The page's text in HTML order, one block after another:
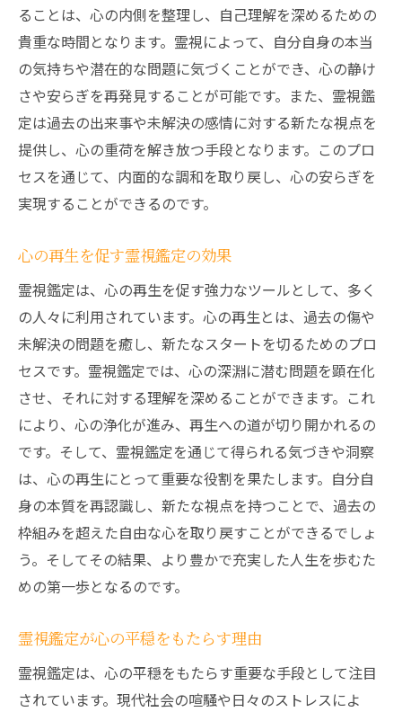
ることは、心の内側を整理し、自己理解を深めるための
貴重な時間となります。霊視によって、自分自身の本当
の気持ちや潜在的な問題に気づくことができ、心の静け
さや安らぎを再発見することが可能です。また、霊視鑑
定は過去の出来事や未解決の感情に対する新たな視点を
提供し、心の重荷を解き放つ手段となります。このプロ
セスを通じて、内面的な調和を取り戻し、心の安らぎを
実現することができるのです。
心の再生を促す霊視鑑定の効果
霊視鑑定は、心の再生を促す強力なツールとして、多く
の人々に利用されています。心の再生とは、過去の傷や
未解決の問題を癒し、新たなスタートを切るためのプロ
セスです。霊視鑑定では、心の深淵に潜む問題を顕在化
させ、それに対する理解を深めることができます。これ
により、心の浄化が進み、再生への道が切り開かれるの
です。そして、霊視鑑定を通じて得られる気づきや洞察
は、心の再生にとって重要な役割を果たします。自分自
身の本質を再認識し、新たな視点を持つことで、過去の
枠組みを超えた自由な心を取り戻すことができるでしょ
う。そしてその結果、より豊かで充実した人生を歩むた
めの第一歩となるのです。
霊視鑑定が心の平穏をもたらす理由
霊視鑑定は、心の平穏をもたらす重要な手段として注目
されています。現代社会の喧騒や日々のストレスによ